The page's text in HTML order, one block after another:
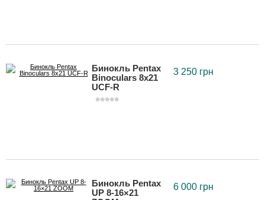
Бинокль Pentax
Binoculars 8x21
UCF-R
3 250 грн
Бинокль Pentax
UP 8-16×21
6 000 грн